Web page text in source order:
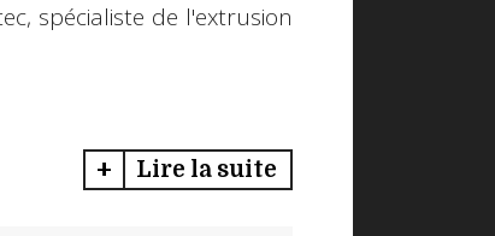
spécialiste de l'extrusion
Lire la suite